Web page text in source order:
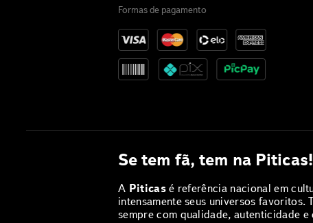
Formas de pagamento
Se tem fã, tem na Piticas!
A Piticasé referência nacional em
intensamente seus universos
sempre com qualidade, autenticidade